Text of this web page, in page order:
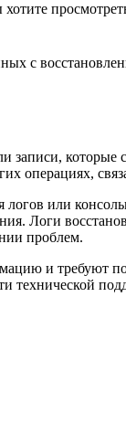
с
записи,
операциях,
или
Логи
проблем.
и требуют
технической